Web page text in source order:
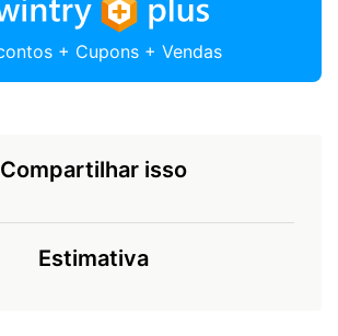
+ Cupons + Vendas
Compartilhar isso
Estimativa